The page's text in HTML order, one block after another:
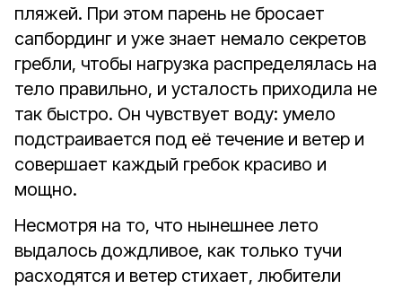
пляжей. При этом парень не бросает
сапбординг и уже знает немало секретов
гребли, чтобы нагрузка распределялась на
тело правильно, и усталость приходила не
так быстро. Он чувствует воду: умело
подстраивается под её течение и ветер и
совершает каждый гребок красиво и
мощно.
Несмотря на то, что нынешнее лето
выдалось дождливое, как только тучи
расходятся и ветер стихает, любители